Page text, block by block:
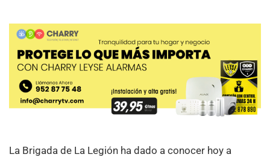
La Brigada de La Legión ha dado a conocer hoy a